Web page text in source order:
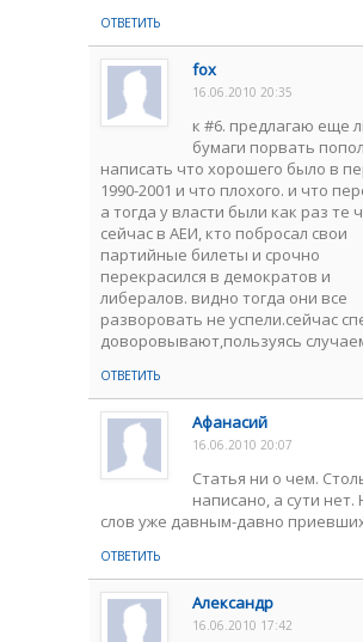
ОТВЕТИТЬ
fox
16.06.2010 20:35
к #6. предлагаю еще
бумаги порвать
написать что хорошего было в
1990-2001 и что плохого. и что
а тогда у власти были как раз те
сейчас в АЕИ, кто побросал свои
партийные билеты и срочно
перекрасился в демократов и
либералов. видно тогда они все
разворовать не успели.сейчас
доворовывают,пользуясь
ОТВЕТИТЬ
Афанасий
16.06.2010 20:07
Статья ни о чем.
написано, а сути нет.
слов уже давным-давно
ОТВЕТИТЬ
Александр
16.06.2010 17:42